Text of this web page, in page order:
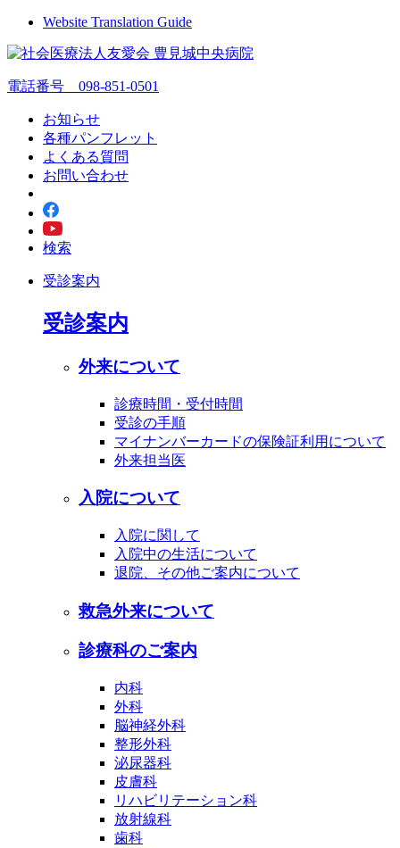
Website Translation Guide
電話番号 098-851-0501
お知らせ
各種パンフレット
よくある質問
お問い合わせ
検索
受診案内
受診案内
外来について
診療時間・受付時間
受診の手順
マイナンバーカードの保険証利用について
外来担当医
入院について
入院に関して
入院中の生活について
退院、その他ご案内について
救急外来について
診療科のご案内
内科
外科
脳神経外科
整形外科
泌尿器科
皮膚科
リハビリテーション科
放射線科
歯科